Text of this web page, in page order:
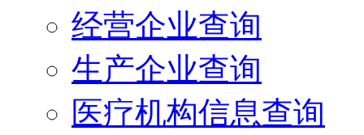
经营企业查询
生产企业查询
医疗机构信息查询